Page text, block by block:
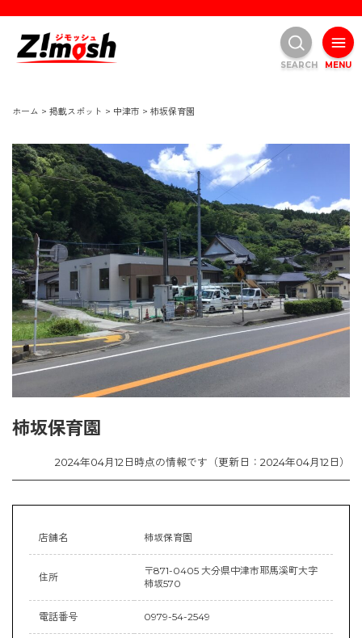
ホーム > 掲載スポット > 中津市 > 柿坂保育園
柿坂保育園
2024年04月12日時点の情報です（更新日：2024年04月12日）
店舗名 柿坂保育園
住所
〒871-0405 大分県中津市耶馬溪町大字
柿坂570
電話番号 0979-54-2549
MENU
SEARCH